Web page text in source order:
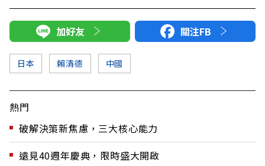
加好友 關注FB
日本 賴清德 中國
熱門
破解決策新焦慮，三大核心能力
遠見40週年慶典，限時盛大開啟